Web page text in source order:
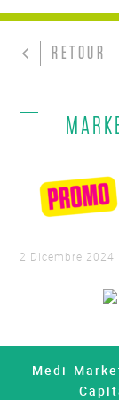
RETOUR
2 Dicembre 2024
Medi-